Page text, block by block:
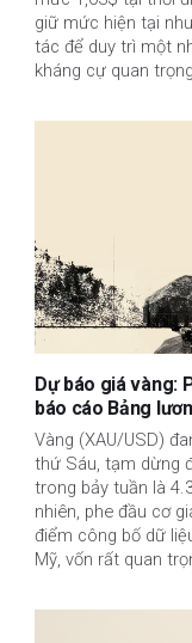
giữ mức hiện tại
tác để duy trì một
kháng cự quan
Dự báo giá vàng:
báo cáo Bảng
Vàng (XAU/USD)
thứ Sáu, tạm dừng
trong bảy tuần là
nhiên, phe đầu cơ
điểm công bố dữ
Mỹ, vốn rất quan